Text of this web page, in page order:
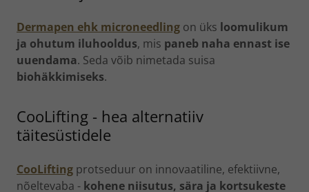
Dermapen ehk microneedling on üks loomulikum
ja ohutum iluhooldus, mis paneb naha ennast ise
uuendama. Seda võib nimetada suisa
biohäkkimiseks.
CooLifting - hea alternatiiv
täitesüstidele
CooLifting protseduur on innovaatiline, efektiivne,
nõeltevaba - kohene niisutus, sära ja kortsukeste